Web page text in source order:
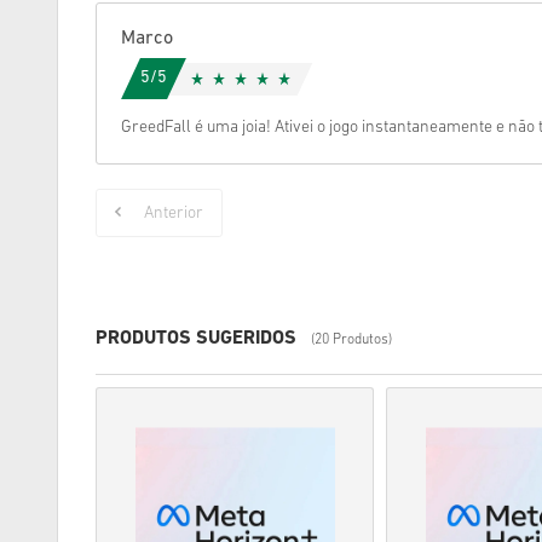
Marco
5/5
GreedFall é uma joia! Ativei o jogo instantaneamente e
Anterior
PRODUTOS SUGERIDOS (20 Produtos)